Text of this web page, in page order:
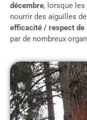
décembre, lorsque
nourrir des aiguilles
efficacité / respect de
par de nombreux